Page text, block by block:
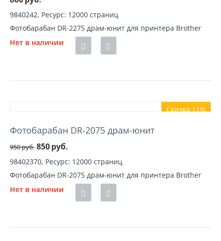
9840242, Ресурс: 12000 страниц
Фотобарабан DR-2275 драм-юнит для принтера Brother
Нет в наличии
Скидка 11%
Фотобарабан DR-2075 драм-юнит
950руб. 850руб.
98402370, Ресурс: 12000 страниц
Фотобарабан DR-2075 драм-юнит для принтера Brother
Нет в наличии